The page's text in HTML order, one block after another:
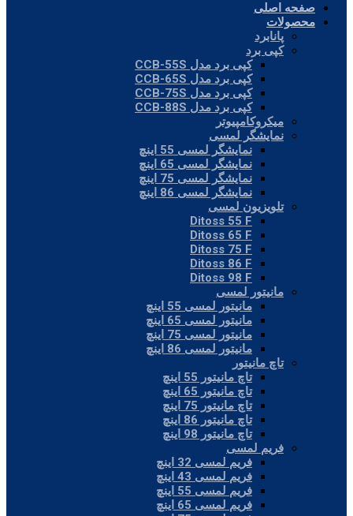
صفحه اصلی
محصولات
پانابرد
کپی برد
کپی برد مدل CCB-55S
کپی برد مدل CCB-65S
کپی برد مدل CCB-75S
کپی برد مدل CCB-88S
میکروکامپیوتر
نمایشگر لمسی
نمایشگر لمسی 55 اینچ
نمایشگر لمسی 65 اینچ
نمایشگر لمسی 75 اینچ
نمایشگر لمسی 86 اینچ
تلویزیون لمسی
Ditoss 55 F
Ditoss 65 F
Ditoss 75 F
Ditoss 86 F
Ditoss 98 F
مانیتور لمسی
مانیتور لمسی 55 اینچ
مانیتور لمسی 65 اینچ
مانیتور لمسی 75 اینچ
مانیتور لمسی 86 اینچ
تاچ مانیتور
تاچ مانیتور 55 اینچ
تاچ مانیتور 65 اینچ
تاچ مانیتور 75 اینچ
تاچ مانیتور 86 اینچ
تاچ مانیتور 98 اینچ
فریم لمسی
فریم لمسی 32 اینچ
فریم لمسی 43 اینچ
فریم لمسی 55 اینچ
فریم لمسی 65 اینچ